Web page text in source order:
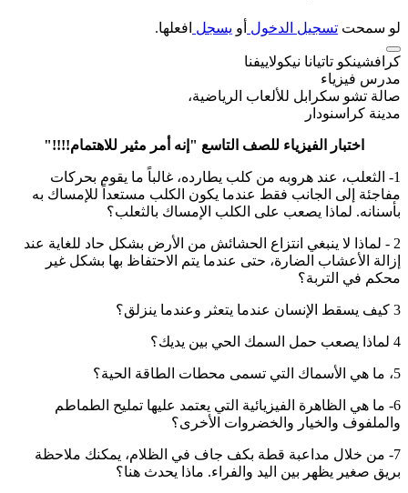
لو سمحت تسجيل الدخول أو يسجل افعلها.
كرافشينكو تاتيانا نيكولاييفنا
مدرس فيزياء
صالة تشو سكرابل للألعاب الرياضية،
مدينة كراسنودار
اختبار الفيزياء للصف التاسع "إنه أمر مثير للاهتمام!!!!"
1- الثعلب، عند هروبه من كلب يطارده، غالباً ما يقوم بحركات
مفاجئة إلى الجانب فقط عندما يكون الكلب مستعداً للإمساك به
بأسنانه. لماذا يصعب على الكلب الإمساك بالثعلب؟
2 - لماذا لا ينبغي انتزاع الحشائش من الأرض بشكل حاد للغاية عند
إزالة الأعشاب الضارة، حتى عندما يتم الاحتفاظ بها بشكل غير
محكم في التربة؟
3 كيف يسقط الإنسان عندما يتعثر وعندما ينزلق؟
4 لماذا يصعب حمل السمك الحي بين يديك؟
5، ما هي الأسماك التي تسمى محطات الطاقة الحية؟
6- ما هي الظاهرة الفيزيائية التي يعتمد عليها تمليح الطماطم
والملفوف والخيار والخضروات الأخرى؟
7- من خلال مداعبة قطة بكف جاف في الظلام، يمكنك ملاحظة
بريق صغير يظهر بين اليد والفراء. ماذا يحدث هنا؟